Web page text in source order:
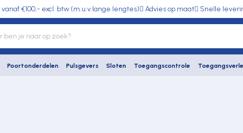
vanaf €100,- excl. btw (m.u.v lange lengtes) Advies op maat Snelle
Poortonderdelen Pulsgevers Sloten Toegangscontrole